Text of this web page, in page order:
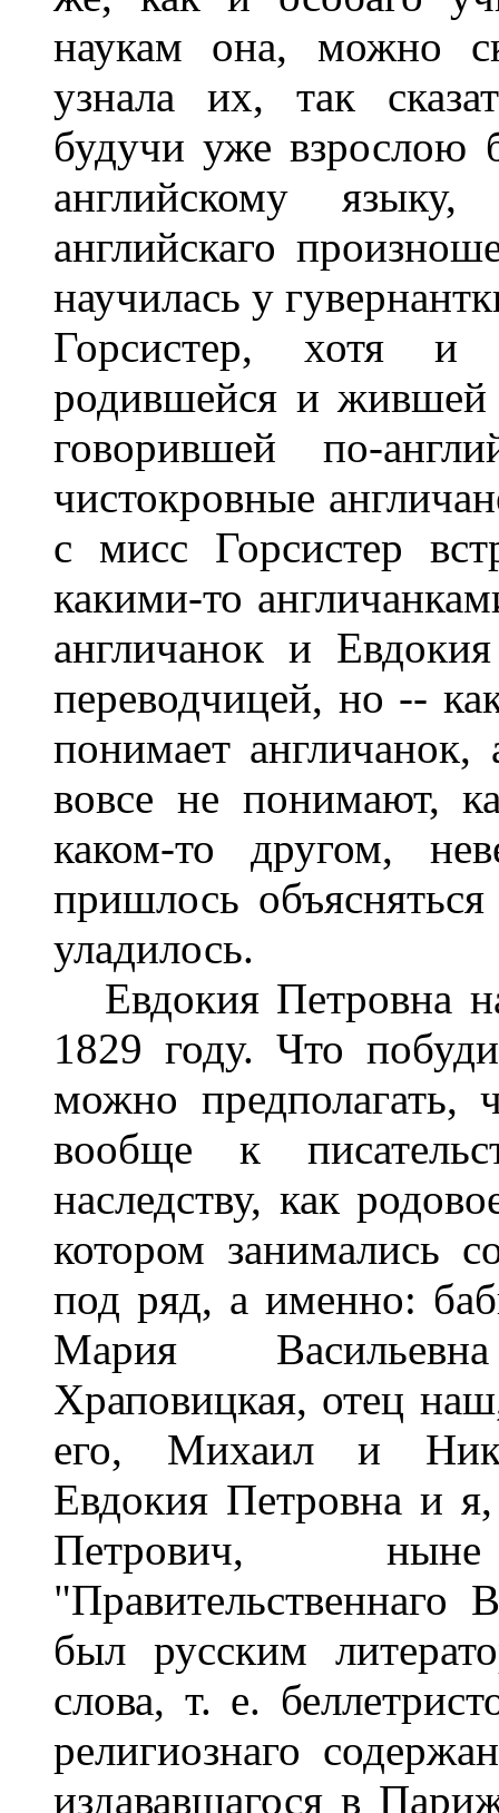
наукам она, можно
узнала их, так
будучи уже
английскому
английскаго
научилась у
Горсистер, хотя и
родившейся и жившей
говорившей по-
чистокровные
с мисс Горсистер
какими-то
англичанок и
переводчицей, но --
понимает
вовсе не понимают,
каком-то другом,
пришлось
уладилось.
Евдокия Петровна
1829 году. Что
можно предполагать,
вообще к
наследству, как
котором занимались
под ряд, а именно:
Мария
Храповицкая, отец
его, Михаил и
Евдокия Петровна и
Петрович,
"Правительственнаго
был русским
слова, т. е.
религиознаго
издававшагося в